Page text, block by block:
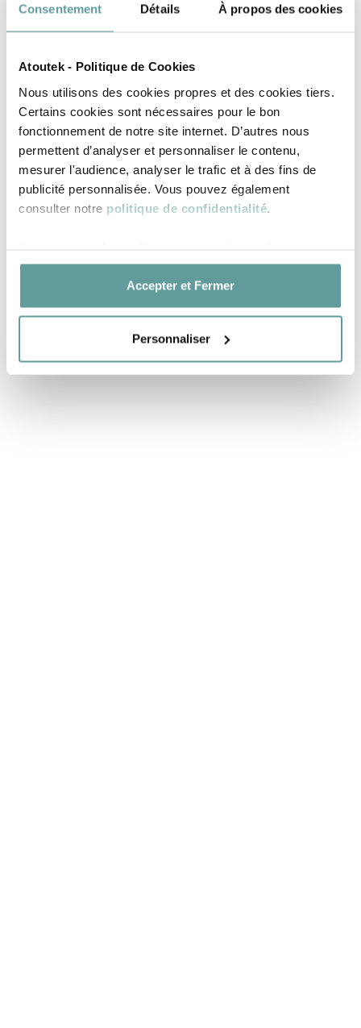
Consentement Détails À propos des cookies
Atoutek - Politique de Cookies
Nous utilisons des cookies propres et des cookies tiers.
Certains cookies sont nécessaires pour le bon
fonctionnement de notre site internet. D’autres nous
permettent d’analyser et personnaliser le contenu,
mesurer l'audience, analyser le trafic et à des fins de
publicité personnalisée. Vous pouvez également
consulter notre politique de confidentialité
cliquant sur « Accepter et fermer » ou configurer vos
préférences. À tout moment, vous pouvez modifier ou
retirer votre consentement en paramétrant vos cookies.
Accepter et Fermer
Personnaliser
Obtenir une estimation
POURQUOI CHOISIR
NOTRE RECYCLAGE INFORMATIQUE
?